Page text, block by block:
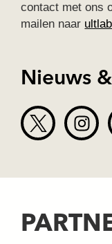
contact met ons
mailen naar
Nieuws